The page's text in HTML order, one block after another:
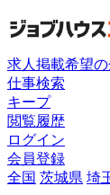
求人掲載希望
仕事検索
キープ
閲覧履歴
ログイン
会員登録
全国 茨城県 埼